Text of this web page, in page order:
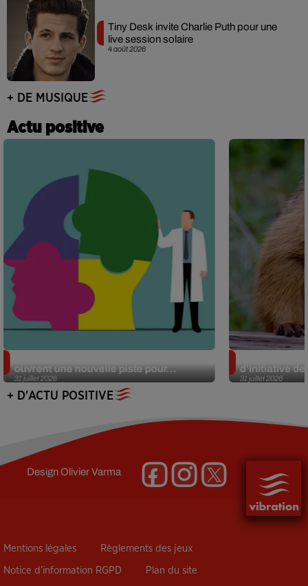
4 août 2026
Tiny Desk invite Charlie Puth pour une
live session solaire
+ DE MUSIQUE
Actu positive
31 juillet 2026
ouvrent une nouvelle piste pour...
31 juillet 2026
d’initiative
+ D'ACTU POSITIVE
DesignOlivier Varma
Mentions légales Règlements des jeux
Notice d’information RGPD Plan du site